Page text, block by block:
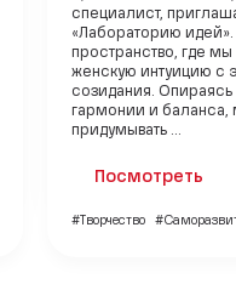
специалист,
«Лабораторию
пространство, где
женскую интуицию с
созидания. Опираясь
гармонии и
придумывать ...
Посмотреть
#Творчество